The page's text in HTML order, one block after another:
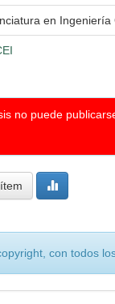
en Ingeniería
no puede
con todos